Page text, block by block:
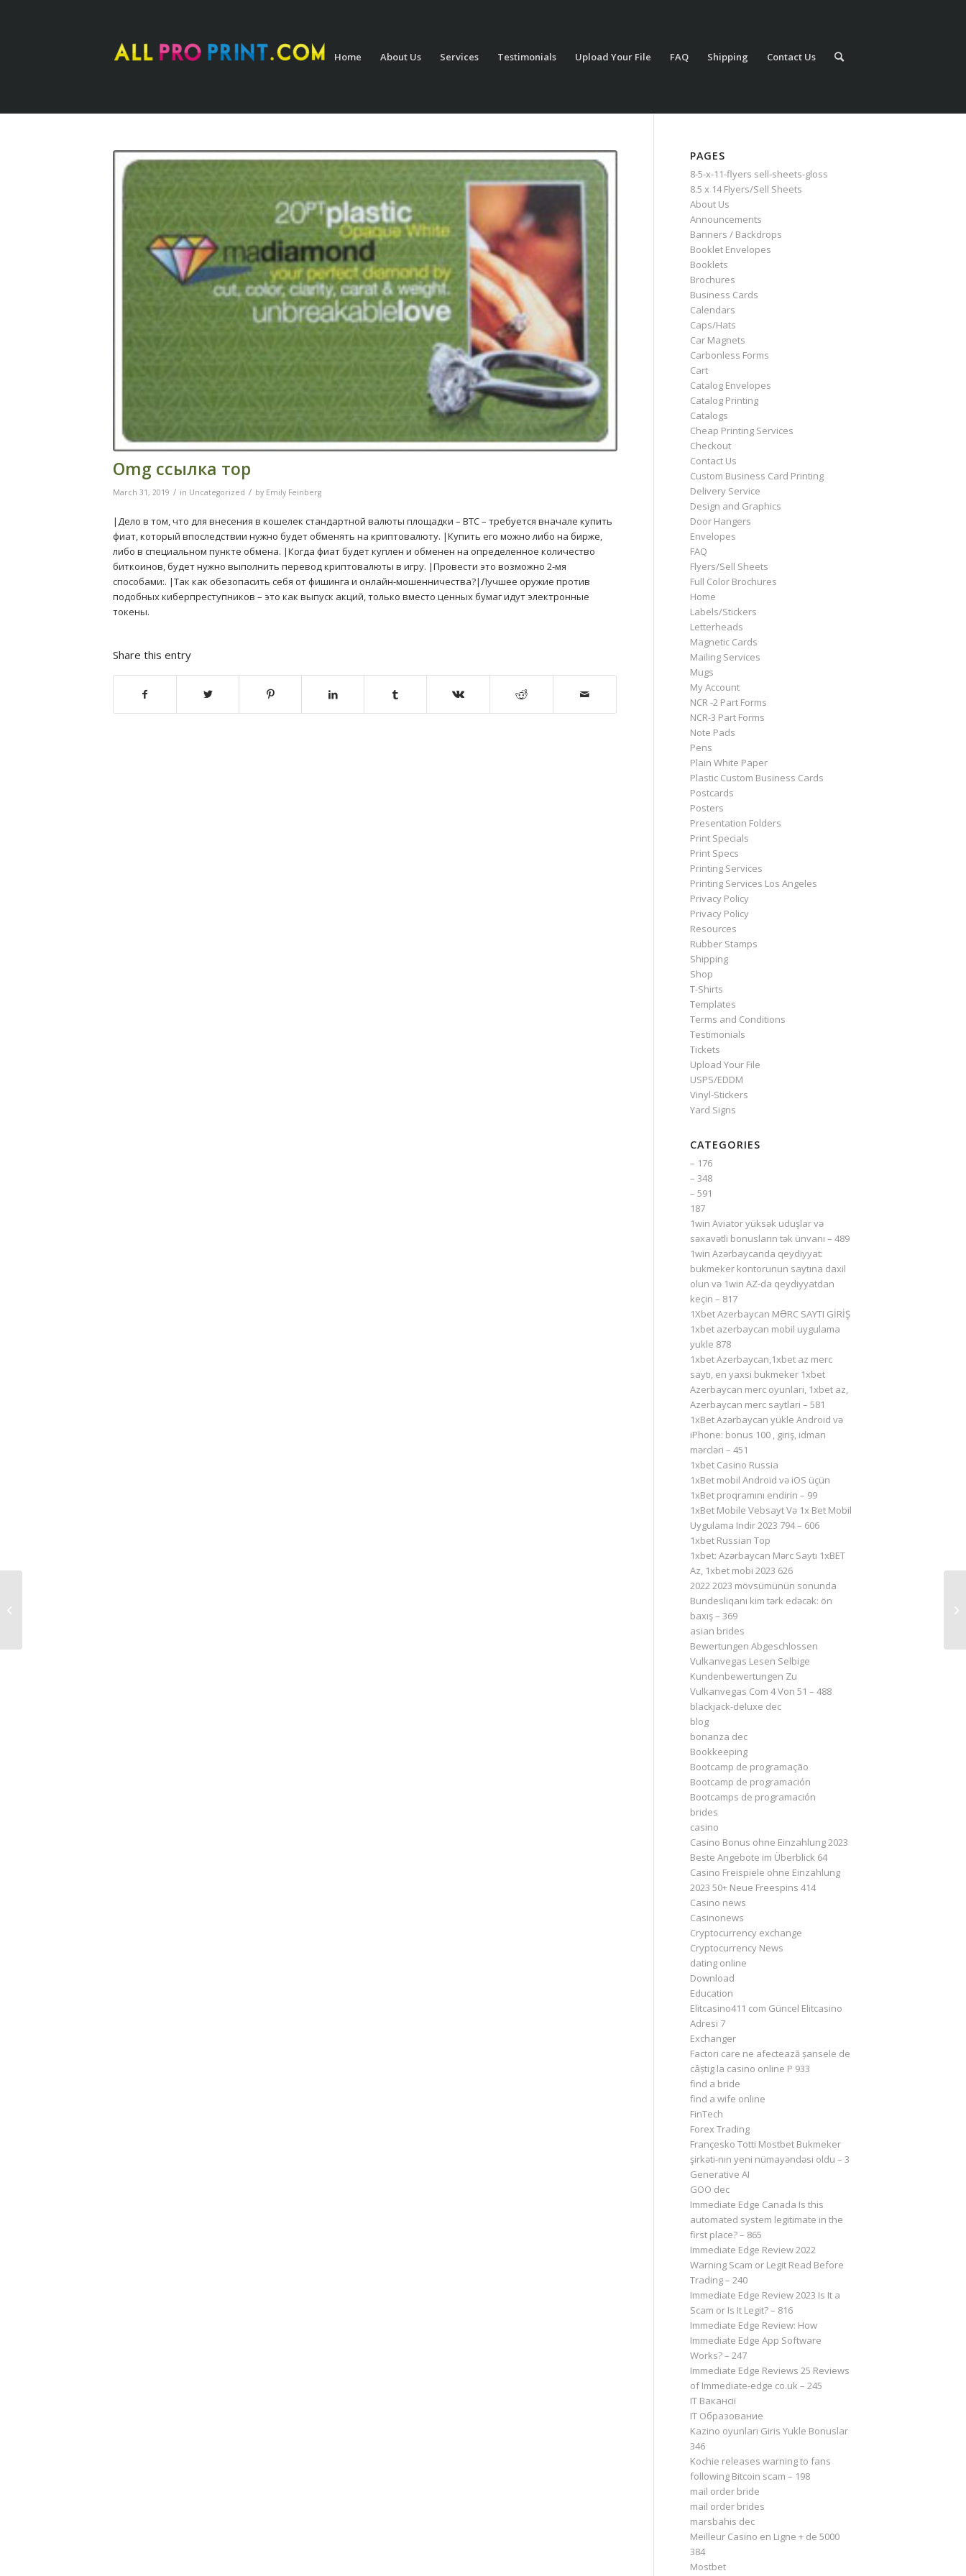
Home About Us Services Testimonials Upload Your File FAQ Shipping Contact Us
Omg ссылка тор
March 31, 2019 / in Uncategorized / by Emily Feinberg
|Дело в том, что для внесения в кошелек стандартной валюты площадки – BTC – требуется вначале купить
фиат, который впоследствии нужно будет обменять на криптовалюту. |Купить его можно либо на бирже,
либо в специальном пункте обмена. |Когда фиат будет куплен и обменен на определенное количество
биткоинов, будет нужно выполнить перевод криптовалюты в игру. |Провести это возможно 2-мя
способами:. |Так как обезопасить себя от фишинга и онлайн-мошенничества?|Лучшее оружие против
подобных киберпреступников – это как выпуск акций, только вместо ценных бумаг идут электронные
токены.
Share this entry
PAGES
8-5-x-11-flyers sell-sheets-gloss
8.5 x 14 Flyers/Sell Sheets
About Us
Announcements
Banners / Backdrops
Booklet Envelopes
Booklets
Brochures
Business Cards
Calendars
Caps/Hats
Car Magnets
Carbonless Forms
Cart
Catalog Envelopes
Catalog Printing
Catalogs
Cheap Printing Services
Checkout
Contact Us
Custom Business Card Printing
Delivery Service
Design and Graphics
Door Hangers
Envelopes
FAQ
Flyers/Sell Sheets
Full Color Brochures
Home
Labels/Stickers
Letterheads
Magnetic Cards
Mailing Services
Mugs
My Account
NCR -2 Part Forms
NCR-3 Part Forms
Note Pads
Pens
Plain White Paper
Plastic Custom Business Cards
Postcards
Posters
Presentation Folders
Print Specials
Print Specs
Printing Services
Printing Services Los Angeles
Privacy Policy
Privacy Policy
Resources
Rubber Stamps
Shipping
Shop
T-Shirts
Templates
Terms and Conditions
Testimonials
Tickets
Upload Your File
USPS/EDDM
Vinyl-Stickers
Yard Signs
CATEGORIES
– 176
– 348
– 591
187
1win Aviator yüksək uduşlar və
səxavətli bonusların tək ünvanı – 489
1win Azərbaycanda qeydiyyat:
bukmeker kontorunun saytına daxil
olun və 1win AZ-da qeydiyyatdan
keçin – 817
1Xbet Azerbaycan MƏRC SAYTI GİRİŞ
1xbet azerbaycan mobil uygulama
yukle 878
1xbet Azerbaycan,1xbet az merc
saytı, en yaxsi bukmeker 1xbet
Azerbaycan merc oyunlari, 1xbet az,
Azerbaycan merc saytlari – 581
1xBet Azərbaycan yükle Android və
iPhone: bonus 100 , giriş, idman
mərcləri – 451
1xbet Casino Russia
1xBet mobil Android və iOS üçün
1xBet proqramını endirin – 99
1xBet Mobile Vebsayt Və 1x Bet Mobil
Uygulama Indir 2023 794 – 606
1xbet Russian Top
1xbet: Azərbaycan Mərc Saytı 1xBET
Az, 1xbet mobi 2023 626
2022 2023 mövsümünün sonunda
Bundesliqanı kim tərk edəcək: ön
baxış – 369
asian brides
Bewertungen Abgeschlossen
Vulkanvegas Lesen Selbige
Kundenbewertungen Zu
Vulkanvegas Com 4 Von 51 – 488
blackjack-deluxe dec
blog
bonanza dec
Bookkeeping
Bootcamp de programação
Bootcamp de programación
Bootcamps de programación
brides
casino
Casino Bonus ohne Einzahlung 2023 ️
Beste Angebote im Überblick 64
Casino Freispiele ohne Einzahlung
2023 50+ Neue Freespins 414
Casino news
Casinonews
Cryptocurrency exchange
Cryptocurrency News
dating online
Download
Education
Elitcasino411 com Güncel Elitcasino
Adresi 7
Exchanger
Factori care ne afectează șansele de
câștig la casino online P 933
find a bride
find a wife online
FinTech
Forex Trading
Françesko Totti Mostbet Bukmeker
şirkəti-nın yeni nümayəndəsi oldu – 3
Generative AI
GOO dec
Immediate Edge Canada Is this
automated system legitimate in the
first place? – 865
Immediate Edge Review 2022
Warning Scam or Legit Read Before
Trading – 240
Immediate Edge Review 2023 Is It a
Scam or Is It Legit? – 816
Immediate Edge Review: How
Immediate Edge App Software
Works? – 247
Immediate Edge Reviews 25 Reviews
of Immediate-edge co.uk – 245
IT Вакансії
IT Образование
Kazino oyunları Giris Yukle Bonuslar
346
Kochie releases warning to fans
following Bitcoin scam – 198
mail order bride
mail order brides
marsbahis dec
Meilleur Casino en Ligne + de 5000
384
Mostbet